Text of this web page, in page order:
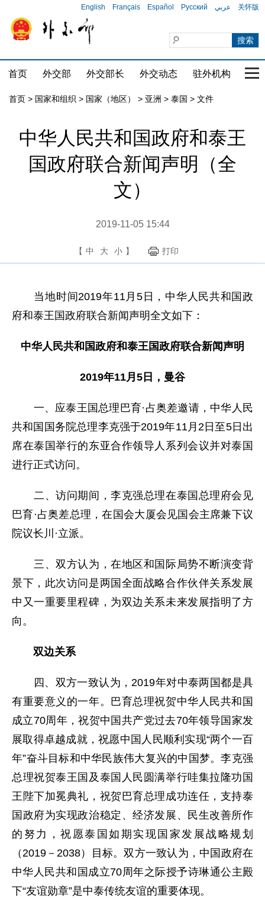
English Français Español Русский عربي 关怀版
首页 外交部 外交部长 外交动态 驻外机构 国
首页 > 国家和组织 > 国家（地区） > 亚洲 > 泰国 > 文件
中华人民共和国政府和泰王
国政府联合新闻声明（全
文）
2019-11-05 15:44
【 中 大 小 】 打印
当地时间2019年11月5日，中华人民共和国政
府和泰王国政府联合新闻声明全文如下：
中华人民共和国政府和泰王国政府联合新闻声明
2019年11月5日，曼谷
一、应泰王国总理巴育·占奥差邀请，中华人民
共和国国务院总理李克强于2019年11月2日至5日出
席在泰国举行的东亚合作领导人系列会议并对泰国
进行正式访问。
二、访问期间，李克强总理在泰国总理府会见
巴育·占奥差总理，在国会大厦会见国会主席兼下议
院议长川·立派。
三、双方认为，在地区和国际局势不断演变背
景下，此次访问是两国全面战略合作伙伴关系发展
中又一重要里程碑，为双边关系未来发展指明了方
向。
双边关系
四、双方一致认为，2019年对中泰两国都是具
有重要意义的一年。巴育总理祝贺中华人民共和国
成立70周年，祝贺中国共产党过去70年领导国家发
展取得卓越成就，祝愿中国人民顺利实现“两个一百
年”奋斗目标和中华民族伟大复兴的中国梦。李克强
总理祝贺泰王国及泰国人民圆满举行哇集拉隆功国
王陛下加冕典礼，祝贺巴育总理成功连任，支持泰
国政府为实现政治稳定、经济发展、民生改善所作
的努力，祝愿泰国如期实现国家发展战略规划
（2019－2038）目标。双方一致认为，中国政府在
中华人民共和国成立70周年之际授予诗琳通公主殿
下“友谊勋章”是中泰传统友谊的重要体现。